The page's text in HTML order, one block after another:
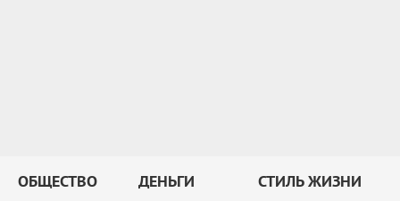
ОБЩЕСТВО ДЕНЬГИ СТИЛЬ ЖИЗНИ